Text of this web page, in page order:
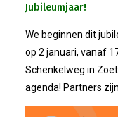
Jubileumjaar!
We beginnen dit
op 2 januari, vanaf
Schenkelweg in
agenda! Partners